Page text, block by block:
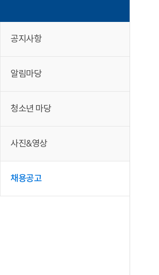
공지사항
알림마당
청소년 마당
사진&영상
채용공고